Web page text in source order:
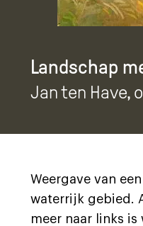
Landschap
Jan ten Have,
Weergave van
waterrijk gebied.
meer naar links